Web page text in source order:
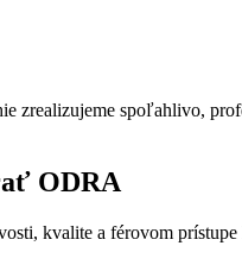
zrealizujeme spoľahlivo,
ODRA
kvalite a férovom prístupe